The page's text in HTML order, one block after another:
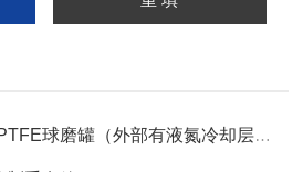
球磨罐（外部有液氮冷却层）--LN-600